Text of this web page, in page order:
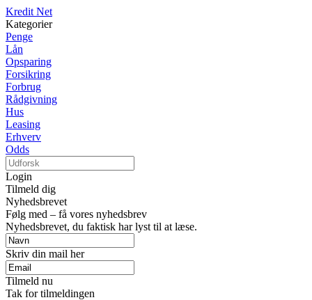
Kredit Net
Kategorier
Penge
Lån
Opsparing
Forsikring
Forbrug
Rådgivning
Hus
Leasing
Erhverv
Odds
Login
Tilmeld dig
Nyhedsbrevet
Følg med – få vores nyhedsbrev
Nyhedsbrevet, du faktisk har lyst til at læse.
Skriv din mail her
Tilmeld nu
Tak for tilmeldingen